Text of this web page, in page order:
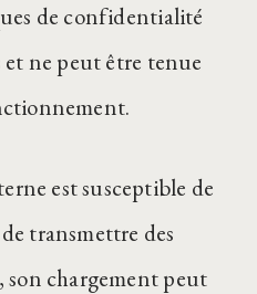
de confidentialité
et ne peut être tenue
est susceptible de
transmettre des
chargement peut